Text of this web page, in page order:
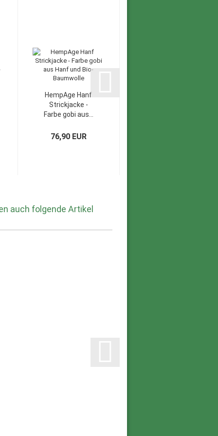
HempAge Hanf
Strickjacke -
Farbe gobi aus...
76,90 EUR
auch folgende Artikel